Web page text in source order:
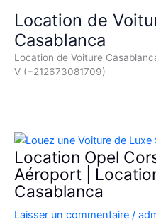
contenu
Location de
Casablanca
Location de Voiture
V (+212673081709)
Location Opel
Aéroport |
Casablanca
Laisser un commentaire /